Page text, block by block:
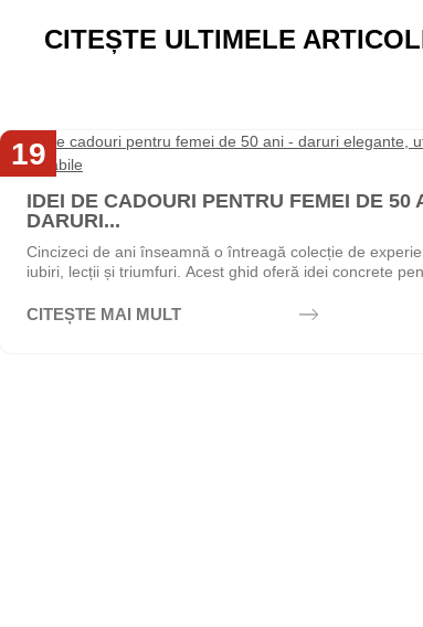
CITEȘTE ULTIMELE
19
IDEI DE CADOURI PENTRU FEMEI DE 50
DARURI...
Cincizeci de ani înseamnă o întreagă colecție de
iubiri, lecții și triumfuri. Acest ghid oferă idei concrete
CITEȘTE MAI MULT